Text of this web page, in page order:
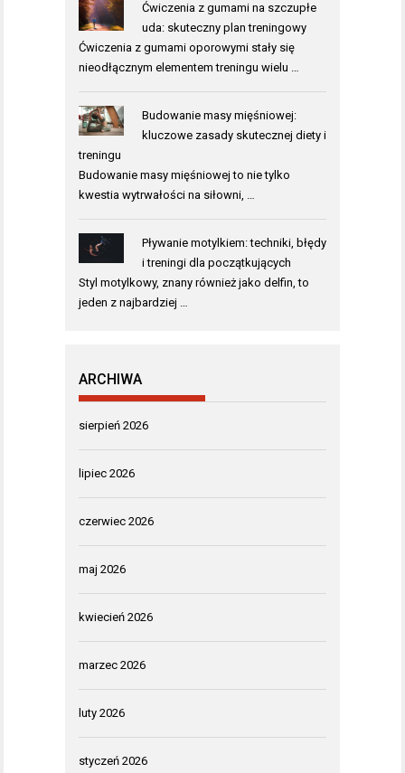
Ćwiczenia z gumami na szczupłe
uda: skuteczny plan treningowy
Ćwiczenia z gumami oporowymi stały się
nieodłącznym elementem treningu wielu …
Budowanie masy mięśniowej:
kluczowe zasady skutecznej diety i
treningu
Budowanie masy mięśniowej to nie tylko
kwestia wytrwałości na siłowni, …
Pływanie motylkiem: techniki, błędy
i treningi dla początkujących
Styl motylkowy, znany również jako delfin, to
jeden z najbardziej …
ARCHIWA
sierpień 2026
lipiec 2026
czerwiec 2026
maj 2026
kwiecień 2026
marzec 2026
luty 2026
styczeń 2026